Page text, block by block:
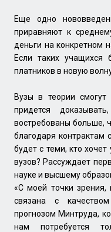
Еще одно
приравняют к
деньги на конкретном
Если таких
платников в новую
Вузы в теории
придется
востребованы больше,
благодаря контрактам
будет с теми, кто
вузов? Рассуждает
науке и высшему
«С моей точки зрения,
связана с
прогнозом Минтруда,
нам потребуется